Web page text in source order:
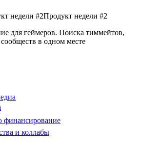
Продукт недели #2
для геймеров. Поиска тиммейтов,
в одном месте
финансирование
и коллабы